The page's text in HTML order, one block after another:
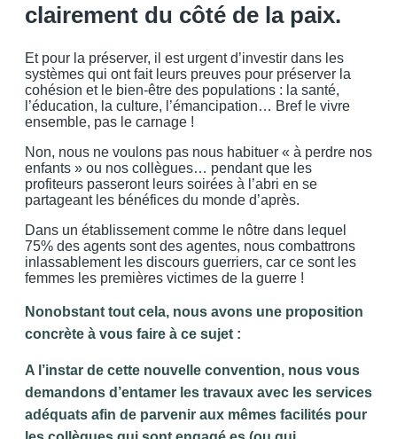
clairement du côté de la paix.
Et pour la préserver, il est urgent d’investir dans les
systèmes qui ont fait leurs preuves pour préserver la
cohésion et le bien-être des populations : la santé,
l’éducation, la culture, l’émancipation… Bref le vivre
ensemble, pas le carnage !
Non, nous ne voulons pas nous habituer « à perdre nos
enfants » ou nos collègues… pendant que les
profiteurs passeront leurs soirées à l’abri en se
partageant les bénéfices du monde d’après.
Dans un établissement comme le nôtre dans lequel
75% des agents sont des agentes, nous combattrons
inlassablement les discours guerriers, car ce sont les
femmes les premières victimes de la guerre !
Nonobstant tout cela, nous avons une proposition
concrète à vous faire à ce sujet :
A l’instar de cette nouvelle convention, nous vous
demandons d’entamer les travaux avec les services
adéquats afin de parvenir aux mêmes facilités pour